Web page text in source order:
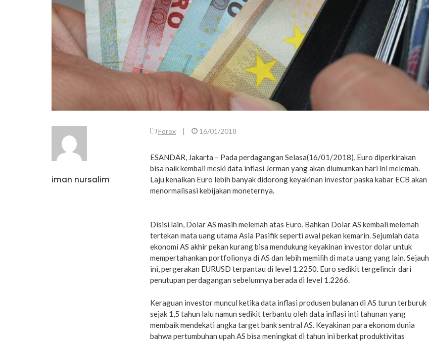
iman nursalim
Forex | 16/01/2018
ESANDAR, Jakarta – Pada perdagangan Selasa(16/01/2018), Euro diperkirakan
bisa naik kembali meski data inflasi Jerman yang akan diumumkan hari ini melemah.
Laju kenaikan Euro lebih banyak didorong keyakinan investor paska kabar ECB akan
menormalisasi kebijakan moneternya.
Disisi lain, Dolar AS masih melemah atas Euro. Bahkan Dolar AS kembali melemah
tertekan mata uang utama Asia Pasifik seperti awal pekan kemarin. Sejumlah data
ekonomi AS akhir pekan kurang bisa mendukung keyakinan investor dolar untuk
mempertahankan portfolionya di AS dan lebih memilih di mata uang yang lain. Sejauh
ini, pergerakan EURUSD terpantau di level 1.2250. Euro sedikit tergelincir dari
penutupan perdagangan sebelumnya berada di level 1.2266.
Keraguan investor muncul ketika data inflasi produsen bulanan di AS turun terburuk
sejak 1,5 tahun lalu namun sedikit terbantu oleh data inflasi inti tahunan yang
membaik mendekati angka target bank sentral AS. Keyakinan para ekonom dunia
bahwa pertumbuhan upah AS bisa meningkat di tahun ini berkat produktivitas